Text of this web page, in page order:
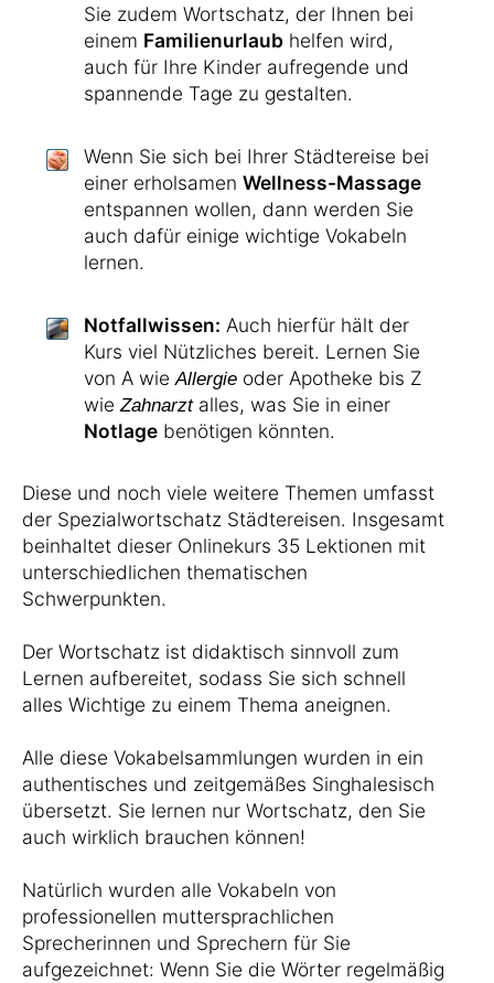
Sie zudem Wortschatz, der Ihnen bei
einem Familienurlaub helfen wird,
auch für Ihre Kinder aufregende und
spannende Tage zu gestalten.
Wenn Sie sich bei Ihrer Städtereise bei
einer erholsamen Wellness-Massage
entspannen wollen, dann werden Sie
auch dafür einige wichtige Vokabeln
lernen.
Notfallwissen: Auch hierfür hält der
Kurs viel Nützliches bereit. Lernen Sie
von A wie Allergie oder Apotheke bis Z
wie Zahnarztalles, was Sie in einer
Notlage benötigen könnten.
Diese und noch viele weitere Themen umfasst
der Spezialwortschatz Städtereisen. Insgesamt
beinhaltet dieser Onlinekurs 35 Lektionen mit
unterschiedlichen thematischen
Schwerpunkten.
Der Wortschatz ist didaktisch sinnvoll zum
Lernen aufbereitet, sodass Sie sich schnell
alles Wichtige zu einem Thema aneignen.
Alle diese Vokabelsammlungen wurden in ein
authentisches und zeitgemäßes Singhalesisch
übersetzt. Sie lernen nur Wortschatz, den Sie
auch wirklich brauchen können!
Natürlich wurden alle Vokabeln von
professionellen muttersprachlichen
Sprecherinnen und Sprechern für Sie
aufgezeichnet: Wenn Sie die Wörter regelmäßig